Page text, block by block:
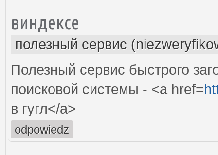
виндексе
полезный сервис
Полезный сервис быстрого
поисковой системы - <a href=
в гугл</a>
odpowiedz